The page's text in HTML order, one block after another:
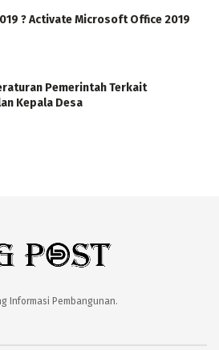
? Activate Microsoft Office 2019
Pemerintah Terkait
Kepala Desa
Informasi Pembangunan.